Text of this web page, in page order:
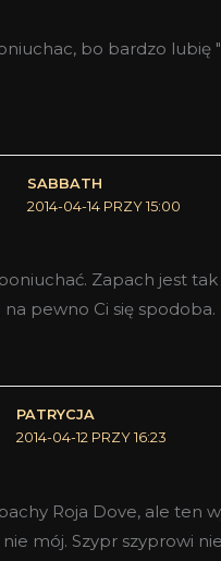
bo bardzo lubię
SABBATH
2014-04-14 PRZY 15:00
Zapach jest
na pewno Ci się spodoba.
PATRYCJA
2014-04-12 PRZY 16:23
Roja Dove, ale ten
nie mój. Szypr szyprowi